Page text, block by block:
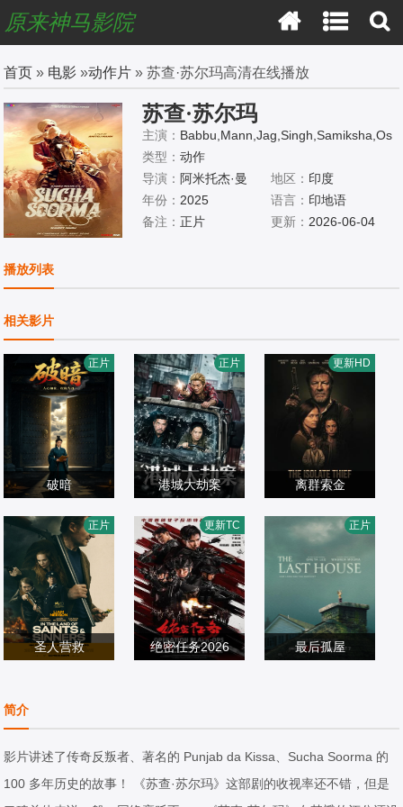
原来神马影院
首页 » 电影 »动作片 » 苏查·苏尔玛高清在线播放
苏查·苏尔玛
主演： Babbu,Mann,Jag,Singh,Samiksha,Os
wal
类型：动作
导演： 阿米托杰·曼 地区： 印度
年份： 2025 语言： 印地语
备注：正片 更新： 2026-06-04
播放列表
相关影片
破暗
动作片
2026/中国大陆
正片
港城大劫案
动作片
2026/中国大陆
正片
离群索金
什,乔·潘托里亚诺,
杰克·凯西,泰·辛普
金斯,麦肯吉·弗依,
马丁·桑斯梅耶,Ph
ilip·McDermott·Y
rtin
动作片
2026/美国
更新HD
圣人营救
里森,凯瑞·康顿,莎
拉·格林
动作片
2023/爱尔兰
正片
绝密任务2026
周惠林,陶慧敏,张
溯哲,高曙光,曹操,
屈菁菁,余文乐,于
2026/中国大陆
更新TC
最后孤屋
兹,刘易斯·古迪,奥
黛丽·安德森,南希·
鲍德温,陶妮·丰塔
2026/英国,法国,
美国
正片
简介
影片讲述了传奇反叛者、著名的 Punjab da Kissa、Sucha Soorma 的
100 多年历史的故事！ 《苏查·苏尔玛》这部剧的收视率还不错，但是